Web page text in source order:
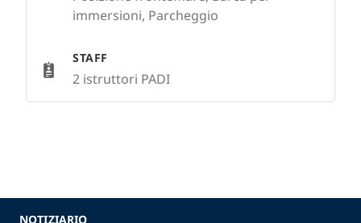
immersioni, Parcheggio
STAFF
2 istruttori PADI
NOTIZIARIO